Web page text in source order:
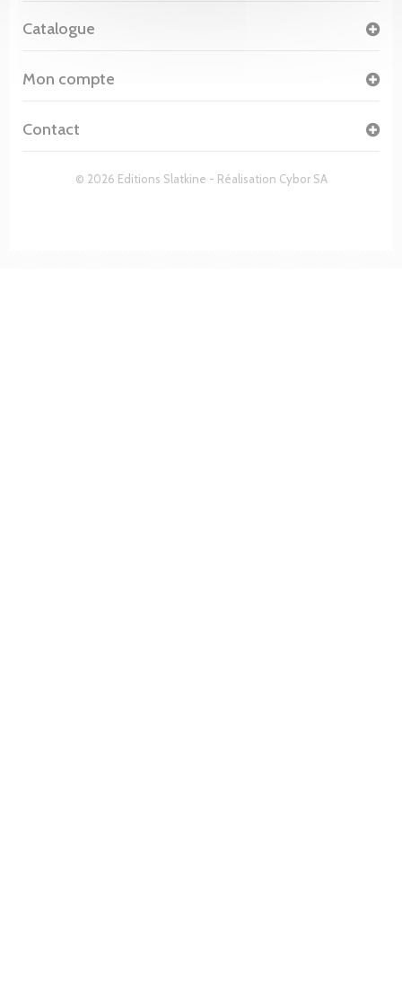
© 2026 Editions Slatkine - Réalisation Cybor SA
Catalogue
Mon compte
Contact